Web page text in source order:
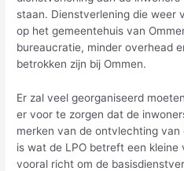
staan. Dienstverlening die weer
op het gemeentehuis van
bureaucratie, minder overhead
betrokken zijn bij Ommen.
Er zal veel georganiseerd
er voor te zorgen dat de
merken van de ontvlechting van
is wat de LPO betreft een kleine
vooral richt om de